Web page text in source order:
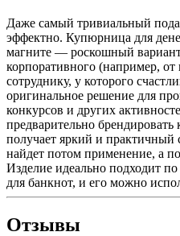
Даже самый тривиальный
эффектно. Купюрница для
магните — роскошный
корпоративного (например, от
сотруднику, у которого
оригинальное решение для
конкурсов и других
предварительно
получает яркий и практичный
найдет потом применение, а
Изделие идеально подходит
для банкнот, и его можно
Отзывы